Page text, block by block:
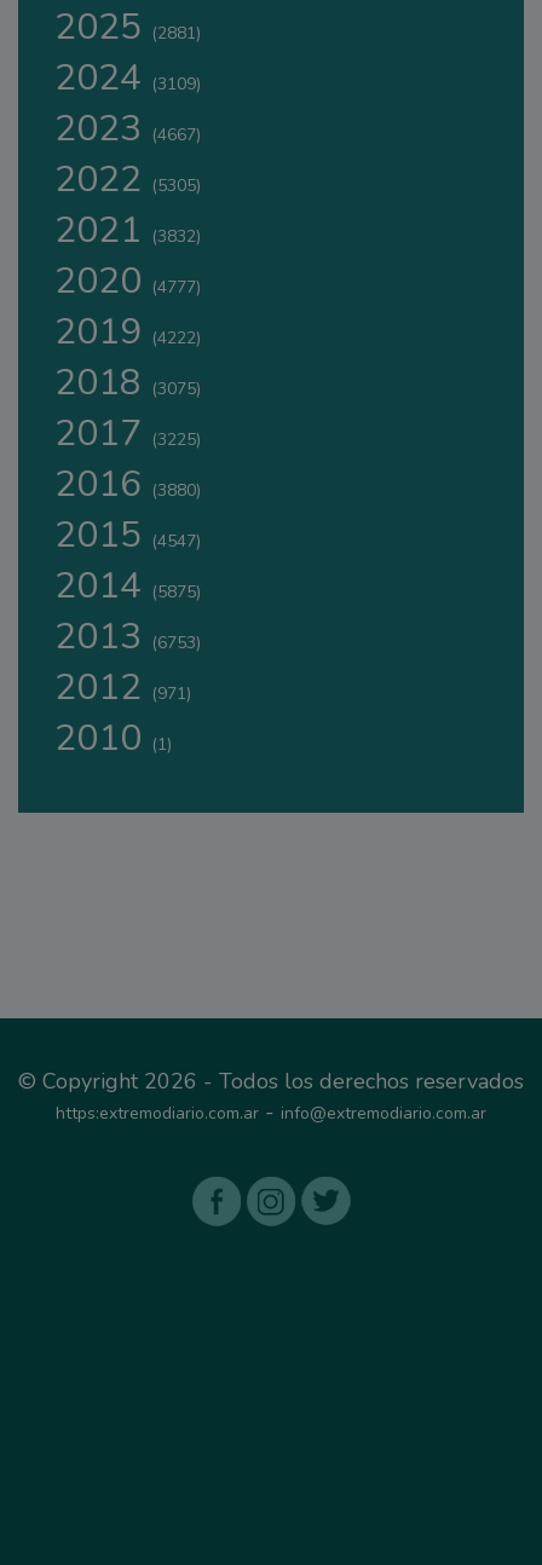
2025 (2881)
2024 (3109)
2023 (4667)
2022 (5305)
2021 (3832)
2020 (4777)
2019 (4222)
2018 (3075)
2017 (3225)
2016 (3880)
2015 (4547)
2014 (5875)
2013 (6753)
2012 (971)
2010 (1)
© Copyright 2026 - Todos los derechos reservados
https:extremodiario.com.ar - info@extremodiario.com.ar